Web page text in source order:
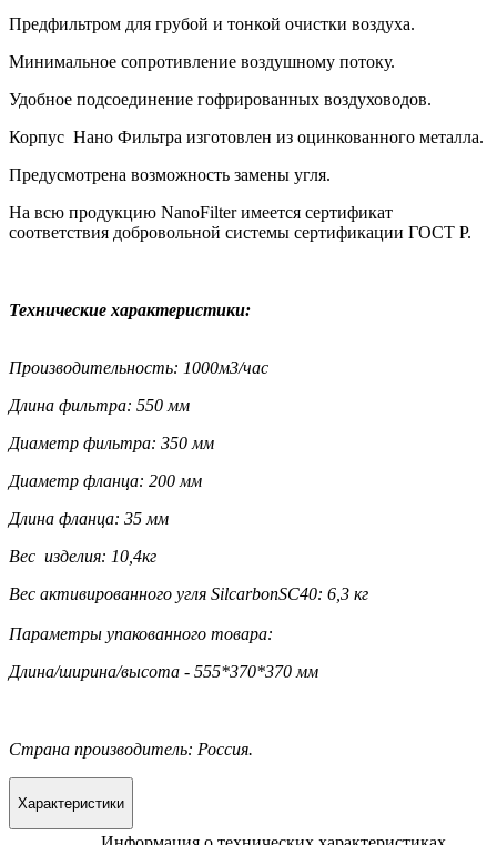
Предфильтром для грубой и тонкой очистки воздуха.
Минимальное сопротивление воздушному потоку.
Удобное подсоединение гофрированных воздуховодов.
Корпус Нано Фильтра изготовлен из оцинкованного металла.
Предусмотрена возможность замены угля.
На всю продукцию NanoFilter имеется сертификат
соответствия добровольной системы сертификации ГОСТ Р.
Технические характеристики:
Производительность: 1000м3/час
Длина фильтра: 550 мм
Диаметр фильтра: 350 мм
Диаметр фланца: 200 мм
Длина фланца: 35 мм
Вес изделия: 10,4кг
Вес активированного угля SilcarbonSC40: 6,3 кг
Параметры упакованного товара:
Длина/ширина/высота - 555*370*370 мм
Страна производитель: Россия.
Характеристики